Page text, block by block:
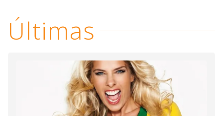
o
Últimas